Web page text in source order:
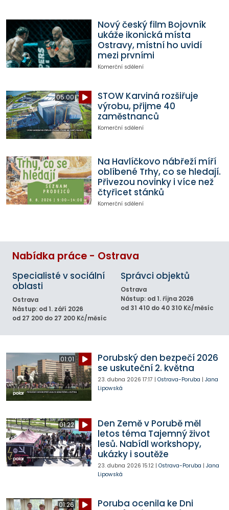
Nový český film Bojovník
ukáže ikonická místa
Ostravy, místní ho uvidí
mezi prvními
Komerční sdělení
05:00
STOW Karviná rozšiřuje
výrobu, přijme 40
zaměstnanců
Komerční sdělení
Na Havlíčkovo nábřeží míří
oblíbené Trhy, co se hledají.
Přivezou novinky i více než
čtyřicet stánků
Komerční sdělení
Nabídka práce - Ostrava
Specialisté v sociální
oblasti
Ostrava
Nástup: od 1. září 2026
od 27 200 do 27 200 Kč/měsíc
Správci objektů
Ostrava
Nástup: od 1. října 2026
od 31 410 do 40 310 Kč/měsíc
01:01
Porubský den bezpečí 2026
se uskuteční 2. května
23. dubna 2026 17:17 | Ostrava-Poruba | Jana
Lipowská
01:22
Den Země v Porubě měl
letos téma Tajemný život
lesů. Nabídl workshopy,
ukázky i soutěže
23. dubna 2026 15:12| Ostrava-Poruba | Jana
Lipowská
01:26
Poruba ocenila ke Dni